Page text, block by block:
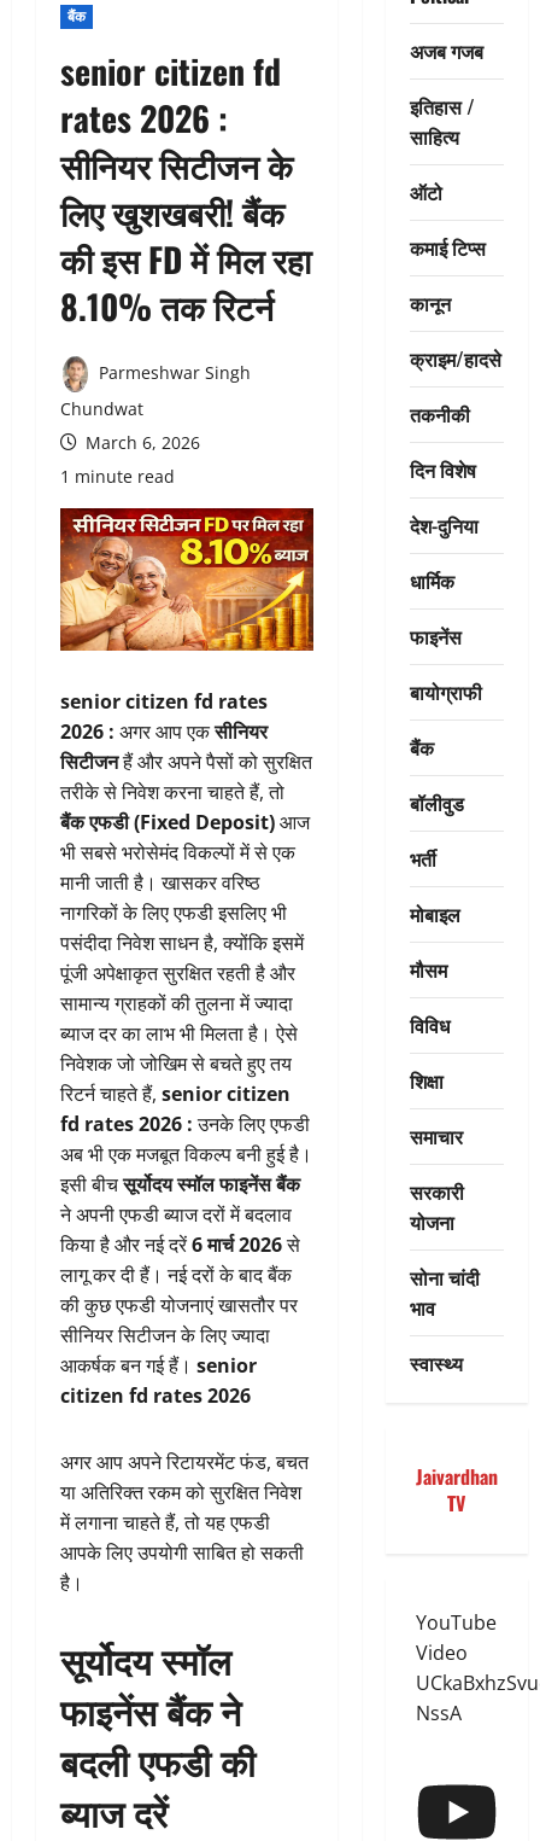
बैंक
senior citizen fd
rates 2026 :
सीनियर सिटीजन के
लिए खुशखबरी! बैंक
की इस FD में मिल रहा
8.10% तक रिटर्न
Parmeshwar Singh
Chundwat
March 6, 2026
1 minute read
senior citizen fd rates
2026 : अगर आप एकसीनियर
सिटीजनहैं और अपने पैसों को सुरक्षित
तरीके से निवेश करना चाहते हैं, तो
बैंक एफडी (Fixed Deposit)आज
भी सबसे भरोसेमंद विकल्पों में से एक
मानी जाती है। खासकर वरिष्ठ
नागरिकों के लिए एफडी इसलिए भी
पसंदीदा निवेश साधन है, क्योंकि इसमें
पूंजी अपेक्षाकृत सुरक्षित रहती है और
सामान्य ग्राहकों की तुलना में ज्यादा
ब्याज दर का लाभ भी मिलता है। ऐसे
निवेशक जो जोखिम से बचते हुए तय
रिटर्न चाहते हैं, senior citizen
fd rates 2026 :उनके लिए एफडी
अब भी एक मजबूत विकल्प बनी हुई है।
इसी बीचसूर्योदय स्मॉल फाइनेंस बैंक
ने अपनी एफडी ब्याज दरों में बदलाव
किया है और नई दरें6 मार्च 2026से
लागू कर दी हैं। नई दरों के बाद बैंक
की कुछ एफडी योजनाएं खासतौर पर
सीनियर सिटीजन के लिए ज्यादा
आकर्षक बन गई हैं। senior
citizen fd rates 2026
अगर आप अपने रिटायरमेंट फंड, बचत
या अतिरिक्त रकम को सुरक्षित निवेश
में लगाना चाहते हैं, तो यह एफडी
आपके लिए उपयोगी साबित हो सकती
है।
सूर्योदय स्मॉल
फाइनेंस बैंक ने
बदली एफडी की
ब्याज दरें
अजब गजब
इतिहास /
साहित्य
ऑटो
कमाई टिप्स
कानून
क्राइम/हादसे
तकनीकी
दिन विशेष
देश-दुनिया
धार्मिक
फाइनेंस
बायोग्राफी
बैंक
बॉलीवुड
भर्ती
मोबाइल
मौसम
विविध
शिक्षा
समाचार
सरकारी
योजना
सोना चांदी
भाव
स्वास्थ्य
Jaivardhan
TV
YouTube
Video
NssA